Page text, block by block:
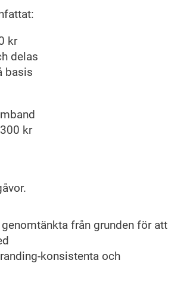
kr
delas
basis
kr
från grunden för att
konsistenta och